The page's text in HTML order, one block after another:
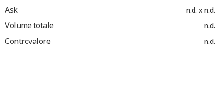
Ask n.d. x n.d.
Volume totale n.d.
Controvalore n.d.